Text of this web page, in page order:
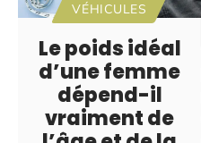
VÉHICULES
Le poids idéal
d’une femme
dépend-il
vraiment de